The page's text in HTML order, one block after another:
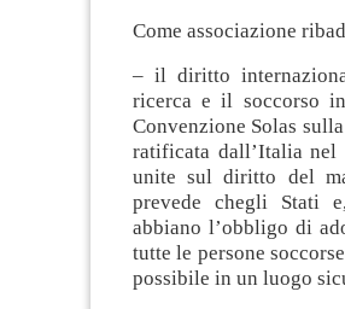
Come associazione
– il diritto
ricerca e il soccorso
Convenzione Solas
ratificata dall’Italia nel
unite sul diritto del
prevede chegli Stati
abbiano l’obbligo di
tutte le persone
possibile in un luogo